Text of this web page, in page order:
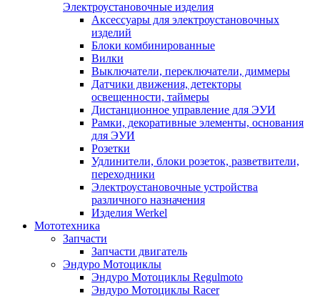
Электроустановочные изделия
Аксессуары для электроустановочных
изделий
Блоки комбинированные
Вилки
Выключатели, переключатели, диммеры
Датчики движения, детекторы
освещенности, таймеры
Дистанционное управление для ЭУИ
Рамки, декоративные элементы, основания
для ЭУИ
Розетки
Удлинители, блоки розеток, разветвители,
переходники
Электроустановочные устройства
различного назначения
Изделия Werkel
Мототехника
Запчасти
Запчасти двигатель
Эндуро Мотоциклы
Эндуро Мотоциклы Regulmoto
Эндуро Мотоциклы Racer